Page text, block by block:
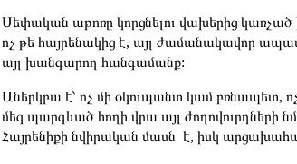
Սեփական աթոռը կորցնելու վախերից
ոչ թե հայրենակից է, այլ ժամանակավոր
այլ խանգարող հանգամանք:
Աներկբա է՝ ոչ մի օկուպանտ կամ բռնապետ,
մեզ պարգևած հողի վրա այլ
Հայրենիքի նվիրական մասն է, իսկ